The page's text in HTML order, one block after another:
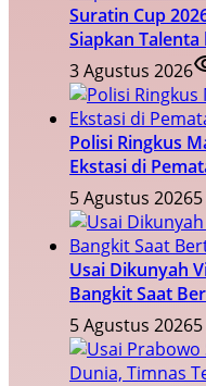
Suratin Cup
Siapkan
3 Agustus 2026
Polisi Ringkus
Ekstasi di
5 Agustus 2026
Usai Dikunyah
Bangkit Saat
5 Agustus 2026